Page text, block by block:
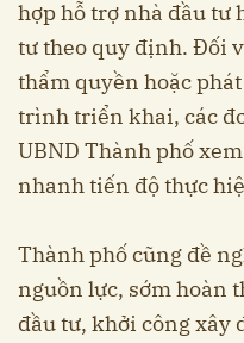
hợp hỗ trợ nhà đầu tư
tư theo quy định. Đối
thẩm quyền hoặc
trình triển khai, các
UBND Thành phố
nhanh tiến độ thực
Thành phố cũng đề
nguồn lực, sớm hoàn
đầu tư, khởi công xây